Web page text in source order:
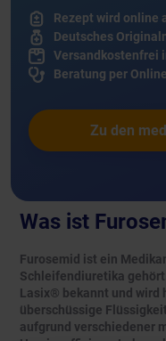
Was ist
Furosemid ist ein
Schleifendiuretika
Lasix® bekannt und wird
überschüssige
aufgrund verschiedener
Rezept wird online
Deutsches
Versandkostenfrei
Beratung per
Zu den